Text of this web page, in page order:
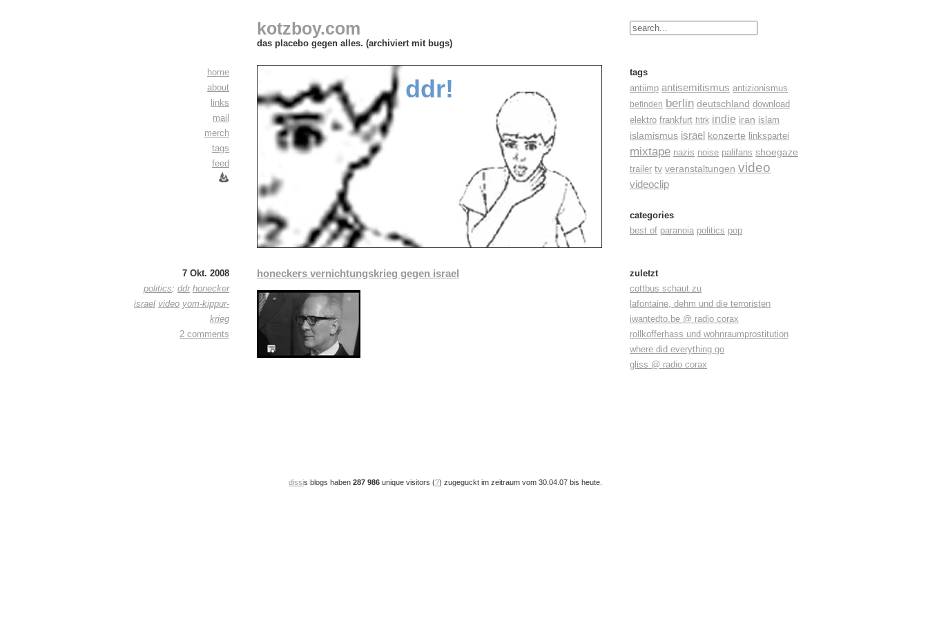
kotzboy.com
das placebo gegen alles. (archiviert mit bugs)
home
about
links
mail
merch
tags
feed
ddr!
tags
antiimp antisemitismus antizionismus
befinden berlin deutschland download
elektro frankfurt htrk indie iran islam
islamismus israel konzerte linkspartei
mixtape nazis noise palifans shoegaze
trailer tv veranstaltungen video
videoclip
categories
best of paranoia politics pop
7 Okt. 2008
politics: ddr honecker
israel video yom-kippur-
krieg
2 comments
honeckers vernichtungskrieg gegen israel
zuletzt
cottbus schaut zu
lafontaine, dehm und die terroristen
iwantedto.be @ radio corax
rollkofferhass und wohnraumprostitution
where did everything go
gliss @ radio corax
dissis blogs haben 287 986 unique visitors (?) zugeguckt im zeitraum vom 30.04.07 bis heute.